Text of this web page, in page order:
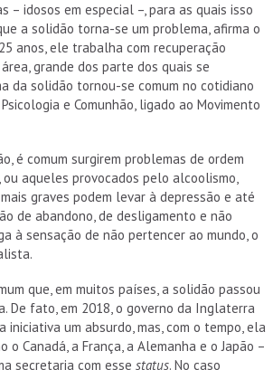
idosos em especial –, para as quais isso
a solidão torna-se um problema, afirma o
anos, ele trabalha com recuperação
grande dos parte dos quais se
da solidão tornou-se comum no cotidiano
e Comunhão, ligado ao Movimento
é comum surgirem problemas de ordem
aqueles provocados pelo alcoolismo,
graves podem levar à depressão e até
de abandono, de desligamento e não
à sensação de não pertencer ao mundo, o
que, em muitos países, a solidão passou
De fato, em 2018, o governo da Inglaterra
um absurdo, mas, com o tempo, ela
Canadá, a França, a Alemanha e o Japão –
secretaria com esse status. No caso